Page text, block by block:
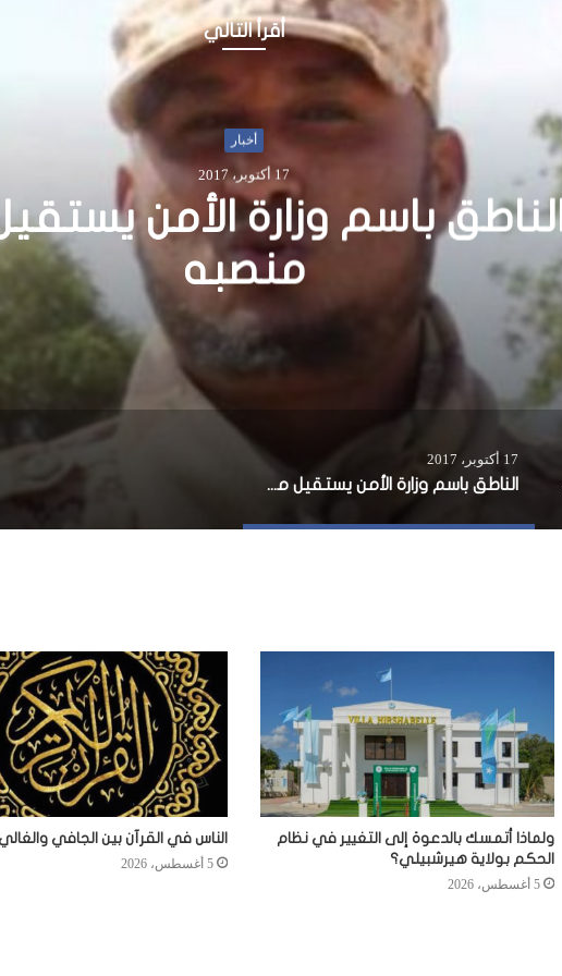
أقرأ التالي
5 نوفمبر، 2015
عبد الولي غاس يعود إلى
17 أكتوبر، 2017
الناطق باسم وزارة الأمن يستقيل من منصبه
ولماذا أتمسك بالدعوة إلى التغيير في نظام
الحكم بولاية هيرشبيلي؟
5 أغسطس، 2026
الناس في القرآن بين الجافي
5 أغسطس، 2026